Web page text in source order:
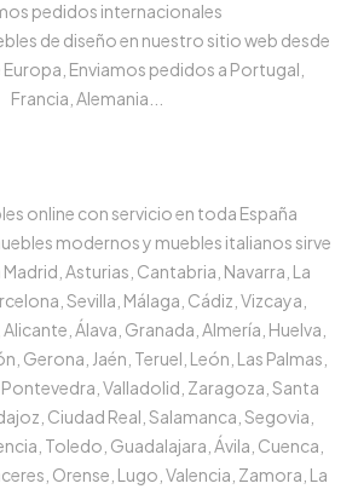
pedidos internacionales
de diseño en nuestro sitio web desde
Enviamos pedidos a Portugal,
Francia, Alemania...
online con servicio en toda España
modernos y muebles italianos sirve
Asturias, Cantabria, Navarra, La
Sevilla, Málaga, Cádiz, Vizcaya,
Álava, Granada, Almería, Huelva,
Gerona, Jaén, Teruel, León, Las Palmas,
Valladolid, Zaragoza, Santa
Ciudad Real, Salamanca, Segovia,
Toledo, Guadalajara, Ávila, Cuenca,
Orense, Lugo, Valencia, Zamora, La